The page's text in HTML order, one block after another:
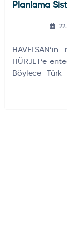
Planlama
HÜRJET’e
Böylece
kritik görev